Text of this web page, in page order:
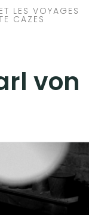
LES VOYAGES
CAZES
von